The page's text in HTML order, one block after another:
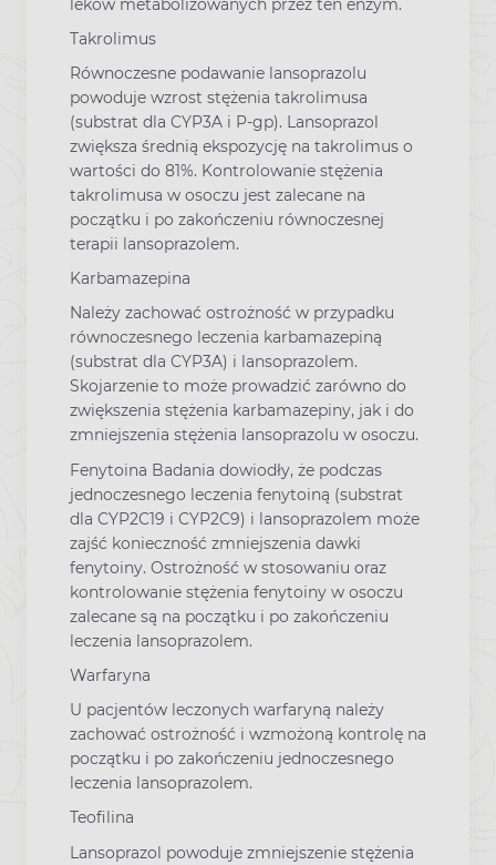
Takrolimus
Równoczesne podawanie lansoprazolu
powoduje wzrost stężenia takrolimusa
(substrat dla CYP3A i P-gp). Lansoprazol
zwiększa średnią ekspozycję na takrolimus o
wartości do 81%. Kontrolowanie stężenia
takrolimusa w osoczu jest zalecane na
początku i po zakończeniu równoczesnej
terapii lansoprazolem.
Karbamazepina
Należy zachować ostrożność w przypadku
równoczesnego leczenia karbamazepiną
(substrat dla CYP3A) i lansoprazolem.
Skojarzenie to może prowadzić zarówno do
zwiększenia stężenia karbamazepiny, jak i do
zmniejszenia stężenia lansoprazolu w osoczu.
Fenytoina Badania dowiodły, że podczas
jednoczesnego leczenia fenytoiną (substrat
dla CYP2C19 i CYP2C9) i lansoprazolem może
zajść konieczność zmniejszenia dawki
fenytoiny. Ostrożność w stosowaniu oraz
kontrolowanie stężenia fenytoiny w osoczu
zalecane są na początku i po zakończeniu
leczenia lansoprazolem.
Warfaryna
U pacjentów leczonych warfaryną należy
zachować ostrożność i wzmożoną kontrolę na
początku i po zakończeniu jednoczesnego
leczenia lansoprazolem.
Teofilina
Lansoprazol powoduje zmniejszenie stężenia